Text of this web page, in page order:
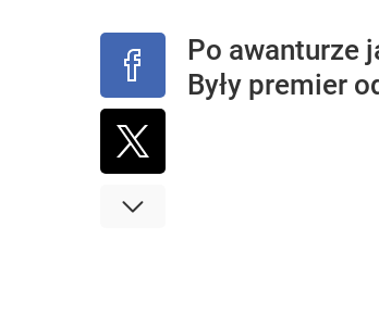
Po awanturze
Były premier